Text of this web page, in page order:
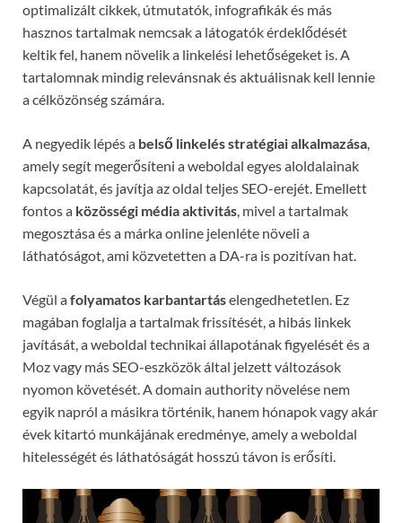
optimalizált cikkek, útmutatók, infografikák és más
hasznos tartalmak nemcsak a látogatók érdeklődését
keltik fel, hanem növelik a linkelési lehetőségeket is. A
tartalomnak mindig relevánsnak és aktuálisnak kell lennie
a célközönség számára.
A negyedik lépés a belső linkelés stratégiai alkalmazása,
amely segít megerősíteni a weboldal egyes aloldalainak
kapcsolatát, és javítja az oldal teljes SEO-erejét. Emellett
fontos a közösségi média aktivitás, mivel a tartalmak
megosztása és a márka online jelenléte növeli a
láthatóságot, ami közvetetten a DA-ra is pozitívan hat.
Végül afolyamatos karbantartáselengedhetetlen. Ez
magában foglalja a tartalmak frissítését, a hibás linkek
javítását, a weboldal technikai állapotának figyelését és a
Moz vagy más SEO-eszközök által jelzett változások
nyomon követését. A domain authority növelése nem
egyik napról a másikra történik, hanem hónapok vagy akár
évek kitartó munkájának eredménye, amely a weboldal
hitelességét és láthatóságát hosszú távon is erősíti.